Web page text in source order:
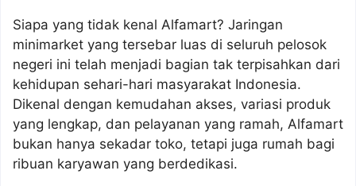
Siapa yang tidak kenal Alfamart? Jaringan
minimarket yang tersebar luas di seluruh pelosok
negeri ini telah menjadi bagian tak terpisahkan dari
kehidupan sehari-hari masyarakat Indonesia.
Dikenal dengan kemudahan akses, variasi produk
yang lengkap, dan pelayanan yang ramah, Alfamart
bukan hanya sekadar toko, tetapi juga rumah bagi
ribuan karyawan yang berdedikasi.